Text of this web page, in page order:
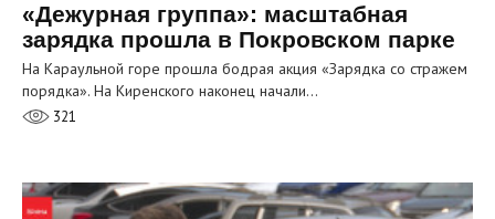
«Дежурная группа»: масштабная
зарядка прошла в Покровском парке
На Караульной горе прошла бодрая акция «Зарядка со стражем
порядка». На Киренского наконец начали…
321